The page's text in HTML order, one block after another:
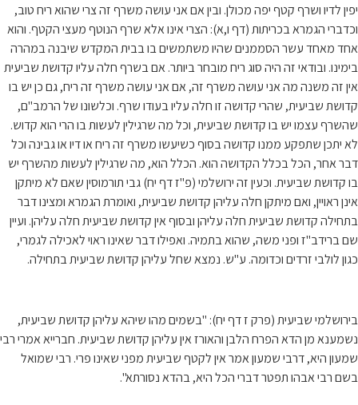
יפין לדיו ושרף קטף יפה מכולן. ובין אם אני עושה משרף זה צרי שהוא ריח טוב,
וכדברי הגמרא בכריתות (דף ו,א): הצרי אינו אלא שרף הנוטף מעצי הקטף. והוא
אחד מאחד עשר הסממנים שהיו משתמשים בו בבית המקדש שיבנה במהרה
בימינו. ובודאי זה היה סוג ריח מובחר ביותר. אם בשרף חלה עליו קדושת שביעית
אין זה משנה מה אני עושה משרף זה, אם אני עושה משרף זה ריח, גם כן יש בו
קדושת שביעית, שהרי קדושה זו חלה עליו בעודו שרף. וכלשונו של הרמב"ם,
שהשרף עצמו יש בו קדושת שביעית, וכל מה שרגילין לעשות בו הרי הוא קדוש.
לא יתכן שתפקע ממנו קדושה בסוף כשיעשו משרף זה ריח או דיו או גבינה וכל
דבר אחר, הכל בכלל הקדושה הוא. הכלל הוא, מה שרגילין לעשות מהשרף יש
בו קדושת שביעית. וכעין זה ירושלמי (פ"ז דף יח) גבי תורמוסין שאם לא מיתקן
אינן ראויין, ואם מיתקן חלה עליהן קדושת שביעית, ואומרת הגמרא ומצינו דבר
בתחילה קדושת שביעית חלה עליהן ובסוף אין קדושת שביעית חלה עליהן. ועיין
שם ברידב"ז ופני משה, שהוא בתמיה. ואפילו דבר שאינו ראוי לאכילה לגמרי,
כגון לולבי זרדים וכדומה. ע"ש. נמצא שחל עליהן קדושת שביעית בתחילה.
בירושלמי שביעית (פרק ז דף יח): "בשמים מהו שיהא עליהן קדושת שביעית,
נשמענא מן הדא הפרח הלבן והאורז אין עליהן קדושת שביעית. חברייא אמרי רבי
שמעון היא, דרבי שמעון אמר אין לקטף שביעית מפני שאינו פרי. רבי שמואל
בשם רבי אבהו תפטר דברי הכל היא, בהדא נסורתא".